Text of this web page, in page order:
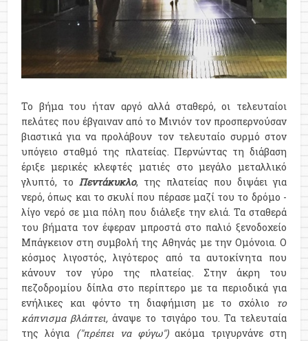
Το βήμα του ήταν αργό αλλά σταθερό, οι τελευταίοι
πελάτες που έβγαιναν από το Μινιόν τον προσπερνούσαν
βιαστικά για να προλάβουν τον τελευταίο συρμό στον
υπόγειο σταθμό της πλατείας. Περνώντας τη διάβαση
έριξε μερικές κλεφτές ματιές στο μεγάλο μεταλλικό
γλυπτό, τοΠεντάκυκλο, της πλατείας που διψάει για
νερό, όπως και το σκυλί που πέρασε μαζί του το δρόμο -
λίγο νερό σε μια πόλη που διάλεξε την ελιά. Τα σταθερά
του βήματα τον έφεραν μπροστά στο παλιό ξενοδοχείο
Μπάγκειον στη συμβολή της Αθηνάς με την Ομόνοια. Ο
κόσμος λιγοστός, λιγότερος από τα αυτοκίνητα που
κάνουν τον γύρο της πλατείας. Στην άκρη του
πεζοδρομίου δίπλα στο περίπτερο με τα περιοδικά για
ενήλικες και φόντο τη διαφήμιση με το σχόλιο
το
κάπνισμα βλάπτει, άναψε το τσιγάρο του. Τα τελευταία
της λόγια ("πρέπει να φύγω")ακόμα τριγυρνάνε στη